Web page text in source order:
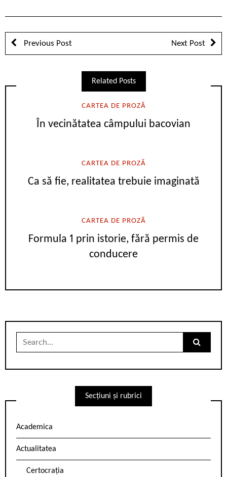
Previous Post Next Post
Related Posts
CARTEA DE PROZĂ
În vecinătatea câmpului bacovian
CARTEA DE PROZĂ
Ca să fie, realitatea trebuie imaginată
CARTEA DE PROZĂ
Formula 1 prin istorie, fără permis de
conducere
Search
Secțiuni și rubrici
Academica
Actualitatea
Certocrația